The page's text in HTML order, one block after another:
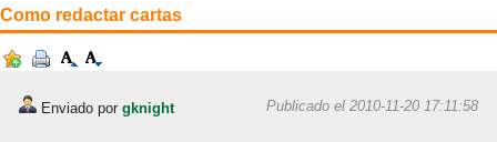
Como redactar cartas
Enviado por gknight Publicado el 2010-11-20 17:11:58